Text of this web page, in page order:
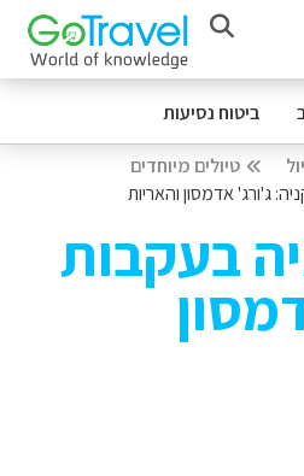
ביטוח נסיעות
טיולים מיוחדים
ג'ורג' אדמסון והאריות
בעקבות